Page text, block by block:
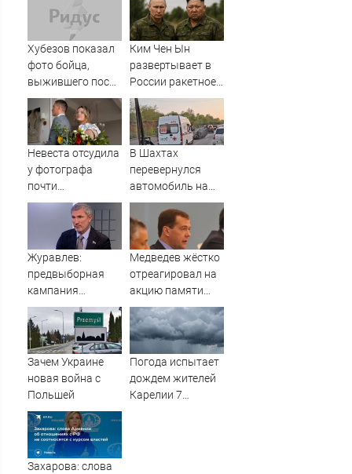
Хубезов показал
фото бойца,
выжившего после
медведя и молнии
Ким Чен Ын
развертывает в
России ракетное
подразделение
для нанесения
ударов по
Украине
Невеста отсудила
у фотографа
почти
полмиллиона
В Шахтах
перевернулся
автомобиль на
дороге Центр —
Артем
Журавлев:
предвыборная
кампания
"Яблока"
оплачивается из
иностранных
источников -
Новости на
Вести.ru
Медведев жёстко
отреагировал на
акцию памяти
жертв Хиросимы
и Нагасаки
Зачем Украине
новая война с
Польшей
Погода испытает
дождем жителей
Карелии 7
Захарова: слова